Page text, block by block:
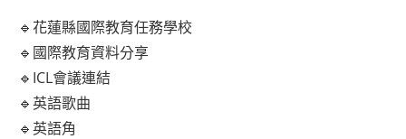
🔹花蓮縣國際教育任務學校
🔹國際教育資料分享
🔹ICL會議連結
🔹英語歌曲
🔹英語角